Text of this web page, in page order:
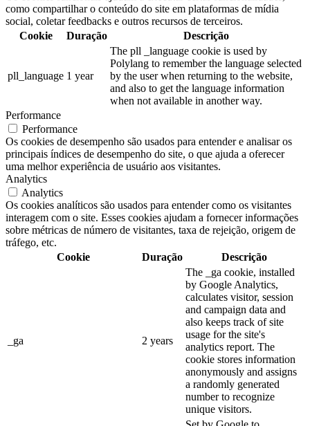
como compartilhar o conteúdo do site em plataformas de mídia
social, coletar feedbacks e outros recursos de terceiros.
Cookie
Duração Descrição
pll_language 1 year
The pll _language cookie is used by
Polylang to remember the language selected
by the user when returning to the website,
and also to get the language information
when not available in another way.
Performance
Performance
Os cookies de desempenho são usados para entender e analisar os
principais índices de desempenho do site, o que ajuda a oferecer
uma melhor experiência de usuário aos visitantes.
Analytics
Analytics
Os cookies analíticos são usados para entender como os visitantes
interagem com o site. Esses cookies ajudam a fornecer informações
sobre métricas de número de visitantes, taxa de rejeição, origem de
tráfego, etc.
Cookie
Duração Descrição
_ga 2 years
The _ga cookie, installed
by Google Analytics,
calculates visitor, session
and campaign data and
also keeps track of site
usage for the site's
analytics report. The
cookie stores information
anonymously and assigns
a randomly generated
number to recognize
unique visitors.